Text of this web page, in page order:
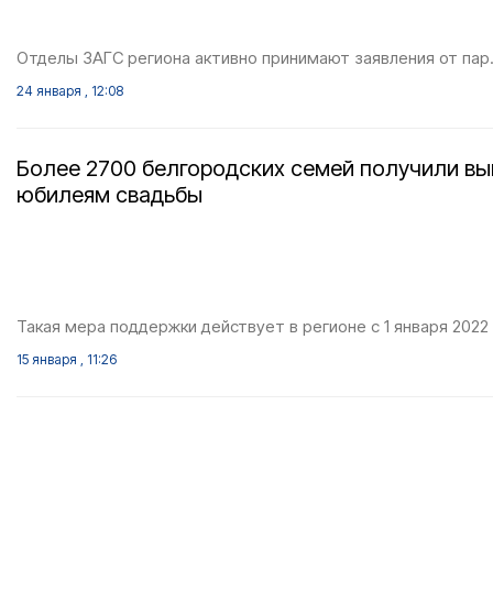
Отделы ЗАГС региона активно принимают заявления от пар.
24 января , 12:08
Более 2700 белгородских семей получили
юбилеям свадьбы
Такая мера поддержки действует в регионе с 1 января 2022
15 января , 11:26